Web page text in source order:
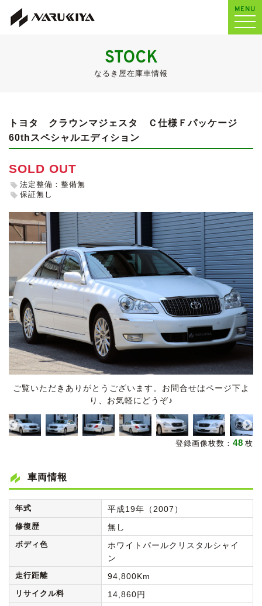
MENU
STOCK
なるき屋在庫車情報
トヨタ クラウンマジェスタ
Ｃ仕様Ｆパッケージ
60thスペシャルエディション
SOLD OUT
法定整備：整備無
保証無し
ご覧いただきありがとうございます。お問合せはページ下よ
り、お気軽にどうぞ♪
登録画像枚数： 48 枚
車両情報
年式 平成19年（2007）
修復歴 無し
ボディ色
ホワイトパールクリスタルシャイ
ン
走行距離 94,800Km
リサイクル料 14,860円